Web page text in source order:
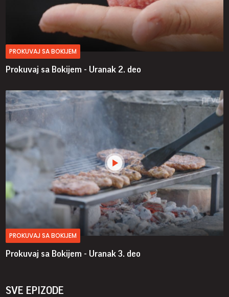
PROKUVAJ SA BOKIJEM
Prokuvaj sa Bokijem - Uranak 2. deo
PROKUVAJ SA BOKIJEM
Prokuvaj sa Bokijem - Uranak 3. deo
SVE EPIZODE